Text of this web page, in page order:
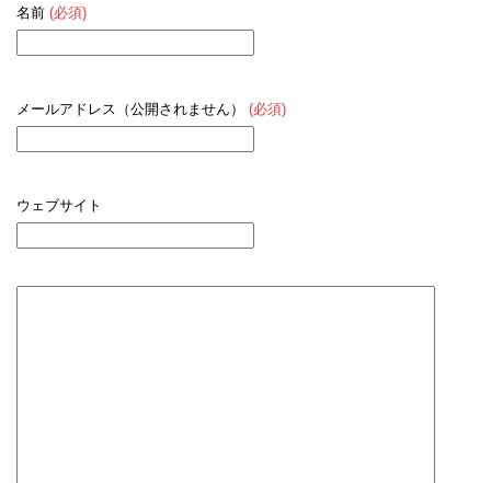
名前 (必須)
メールアドレス（公開されません） (必須)
ウェブサイト